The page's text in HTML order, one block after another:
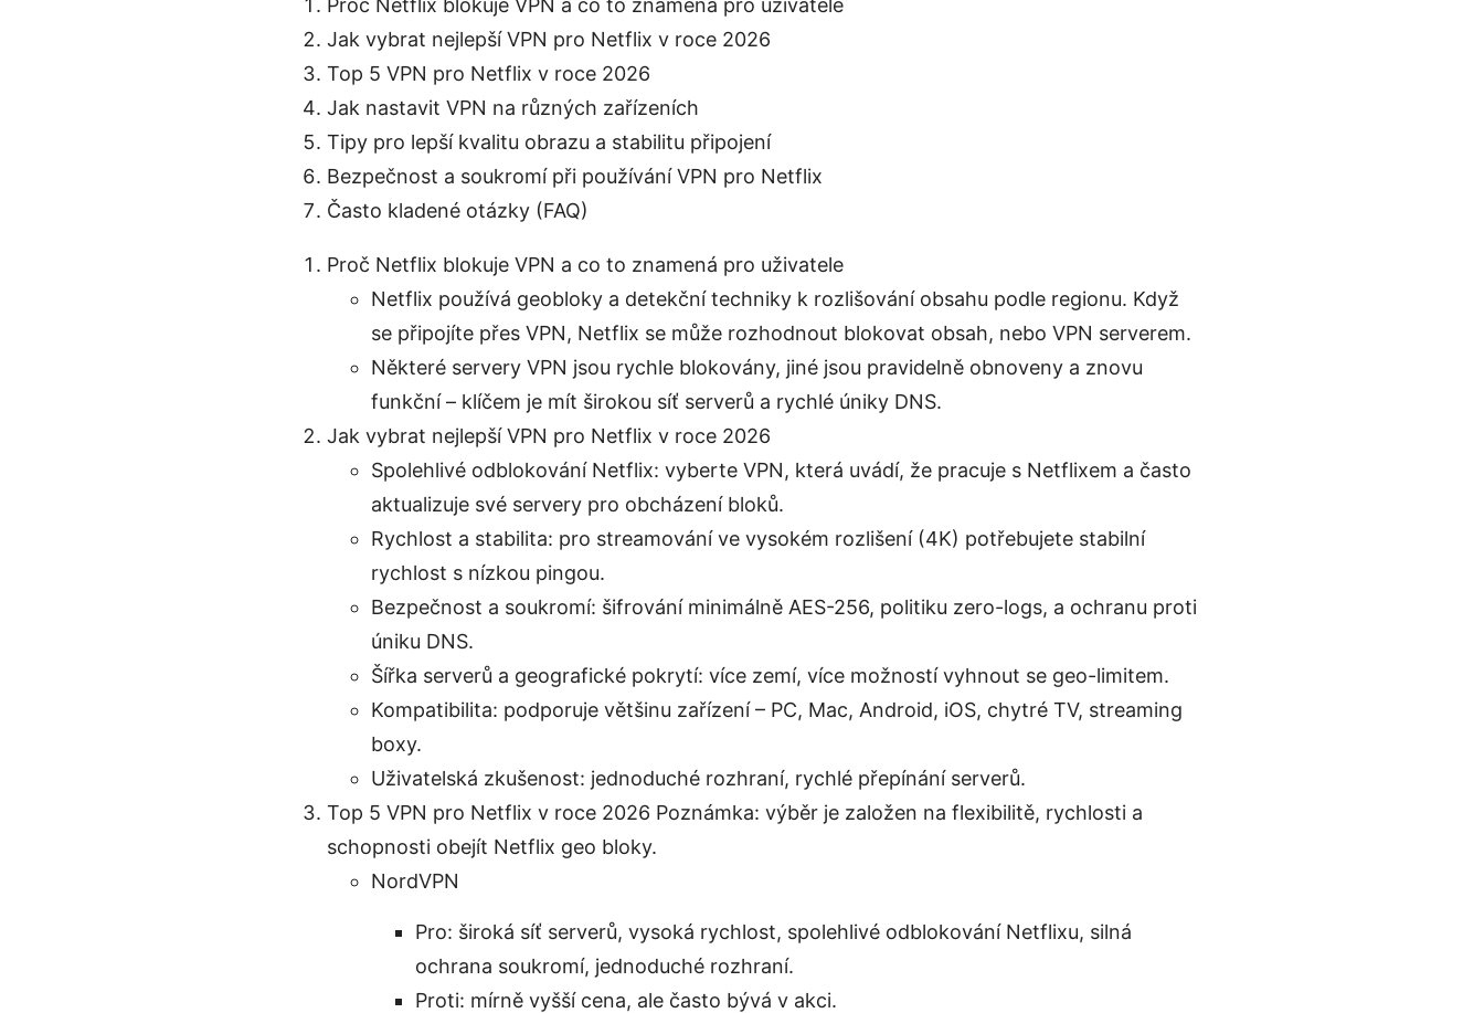
Jak vybrat nejlepší VPN pro Netflix v roce 2026
Top 5 VPN pro Netflix v roce 2026
Jak nastavit VPN na různých zařízeních
Tipy pro lepší kvalitu obrazu a stabilitu připojení
Bezpečnost a soukromí při používání VPN pro Netflix
Často kladené otázky (FAQ)
Proč Netflix blokuje VPN a co to znamená pro uživatele
Netflix používá geobloky a detekční techniky k rozlišování obsahu podle regionu. Když
se připojíte přes VPN, Netflix se může rozhodnout blokovat obsah, nebo VPN serverem.
Některé servery VPN jsou rychle blokovány, jiné jsou pravidelně obnoveny a znovu
funkční – klíčem je mít širokou síť serverů a rychlé úniky DNS.
Jak vybrat nejlepší VPN pro Netflix v roce 2026
Spolehlivé odblokování Netflix: vyberte VPN, která uvádí, že pracuje s Netflixem a často
aktualizuje své servery pro obcházení bloků.
Rychlost a stabilita: pro streamování ve vysokém rozlišení (4K) potřebujete stabilní
rychlost s nízkou pingou.
Bezpečnost a soukromí: šifrování minimálně AES-256, politiku zero-logs, a ochranu proti
úniku DNS.
Šířka serverů a geografické pokrytí: více zemí, více možností vyhnout se geo-limitem.
Kompatibilita: podporuje většinu zařízení – PC, Mac, Android, iOS, chytré TV, streaming
boxy.
Uživatelská zkušenost: jednoduché rozhraní, rychlé přepínání serverů.
Top 5 VPN pro Netflix v roce 2026 Poznámka: výběr je založen na flexibilitě, rychlosti a
schopnosti obejít Netflix geo bloky.
NordVPN
Pro: široká síť serverů, vysoká rychlost, spolehlivé odblokování Netflixu, silná
ochrana soukromí, jednoduché rozhraní.
Proti: mírně vyšší cena, ale často bývá v akci.